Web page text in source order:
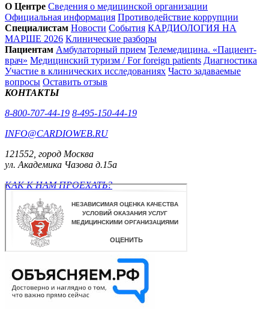
О Центре Сведения о медицинской организации
Официальная информация Противодействие коррупции
Специалистам Новости События КАРДИОЛОГИЯ НА
МАРШЕ 2026 Клинические разборы
Пациентам Амбулаторный прием Телемедицина. «Пациент-
врач» Медицинский туризм / For foreign patients Диагностика
Участие в клинических исследованиях Часто задаваемые
вопросы Оставить отзыв
КОНТАКТЫ
8-800-707-44-19 8-495-150-44-19
INFO@CARDIOWEB.RU
121552, город Москва
ул. Академика Чазова д.15а
КАК К НАМ ПРОЕХАТЬ?